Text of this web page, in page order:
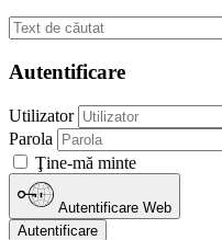
Autentificare
Utilizator
Parola
Ţine-mă minte
Autentificare Web
Autentificare